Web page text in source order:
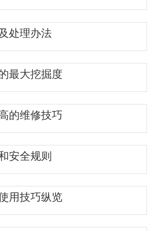
处理办法
最大挖掘度
的维修技巧
安全规则
用技巧纵览